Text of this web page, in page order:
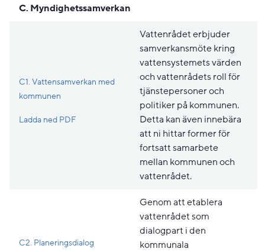
C. Myndighetssamverkan
C1. Vattensamverkan med
kommunen
Ladda ned PDFPdf, 197.1 kB, öppnas i nytt fönster.
Vattenrådet erbjuder
samverkansmöte kring
vattensystemets värden
och vattenrådets roll för
tjänstepersoner och
politiker på kommunen.
Detta kan även innebära
att ni hittar former för
fortsatt samarbete
mellan kommunen och
vattenrådet.
C2. Planeringsdialog
Genom att etablera
vattenrådet som
dialogpart i den
kommunala